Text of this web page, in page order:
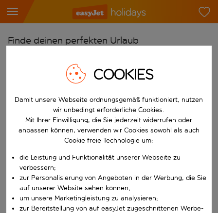
Finde deinen perfekten Urlaub
Flughafen wählen
Beginne mit der Eingabe für die automatische
Reiseziel wählen
Nach
Wähle ein Ab- und Rückflugdatum aus.
Reisezeitraum wählen
Wann
Wer
Suchen
COOKIES
Damit unsere Webseite ordnungsgemäß funktioniert, nutzen
wir unbedingt erforderliche Cookies.
Mit Ihrer Einwilligung, die Sie jederzeit widerrufen oder
anpassen können, verwenden wir Cookies sowohl als auch
Cookie freie Technologie um:
die Leistung und Funktionalität unserer Webseite zu
verbessern;
zur Personalisierung von Angeboten in der Werbung, die Sie
auf unserer Website sehen können;
um unsere Marketingleistung zu analysieren;
zur Bereitstellung von auf easyJet zugeschnittenen Werbe-